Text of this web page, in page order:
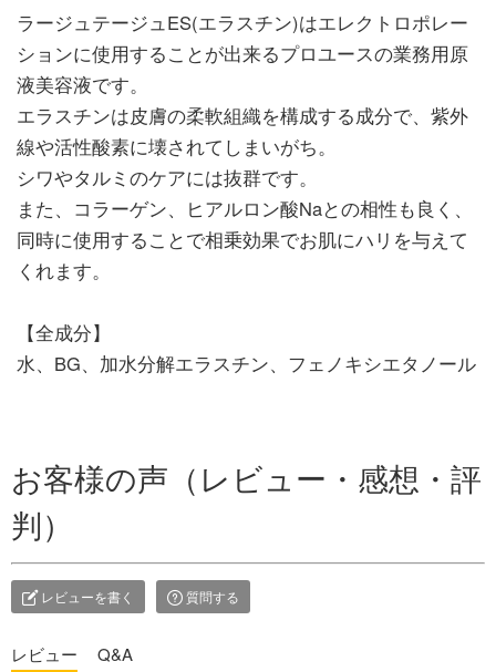
ラージュテージュES(エラスチン)はエレクトロポレー
ションに使用することが出来るプロユースの業務用原
液美容液です。
エラスチンは皮膚の柔軟組織を構成する成分で、紫外
線や活性酸素に壊されてしまいがち。
シワやタルミのケアには抜群です。
また、コラーゲン、ヒアルロン酸Naとの相性も良く、
同時に使用することで相乗効果でお肌にハリを与えて
くれます。
【全成分】
水、BG、加水分解エラスチン、フェノキシエタノール
お客様の声（レビュー・感想・評
判）
レビューを書く 質問する
レビュー Q&A